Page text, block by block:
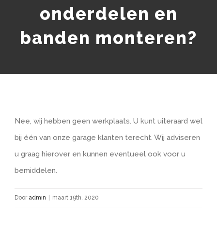
onderdelen en
banden monteren?
Nee, wij hebben geen werkplaats. U kunt uiteraard wel
bij één van onze garage klanten terecht. Wij adviseren
u graag hierover en kunnen eventueel ook voor u
bemiddelen.
Door admin maart 19th, 2020